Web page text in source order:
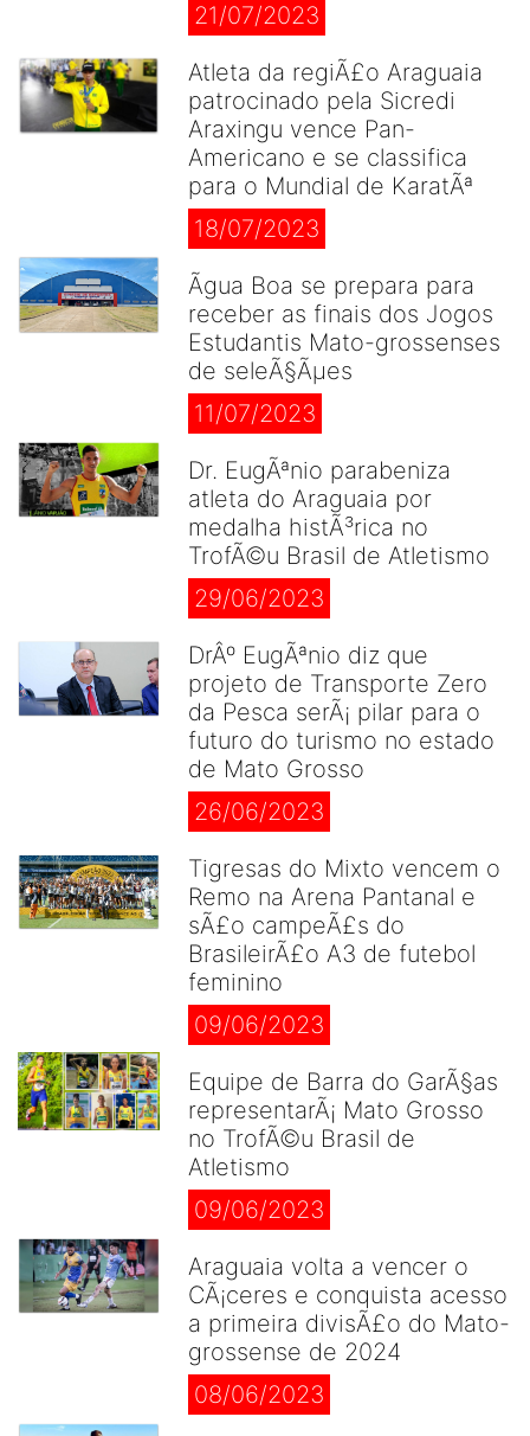
21/07/2023
Atleta da regiÃ£o Araguaia
patrocinado pela Sicredi
Araxingu vence Pan-
Americano e se classifica
para o Mundial de KaratÃª
18/07/2023
Ãgua Boa se prepara para
receber as finais dos Jogos
Estudantis Mato-grossenses
de seleÃ§Ãµes
11/07/2023
Dr. EugÃªnio parabeniza
atleta do Araguaia por
medalha histÃ³rica no
TrofÃ©u Brasil de Atletismo
29/06/2023
DrÂº EugÃªnio diz que
projeto de Transporte Zero
da Pesca serÃ¡ pilar para o
futuro do turismo no estado
de Mato Grosso
26/06/2023
Tigresas do Mixto vencem o
Remo na Arena Pantanal e
sÃ£o campeÃ£s do
BrasileirÃ£o A3 de futebol
feminino
09/06/2023
Equipe de Barra do GarÃ§as
representarÃ¡ Mato Grosso
no TrofÃ©u Brasil de
Atletismo
09/06/2023
Araguaia volta a vencer o
CÃ¡ceres e conquista acesso
a primeira divisÃ£o do Mato-
grossense de 2024
08/06/2023